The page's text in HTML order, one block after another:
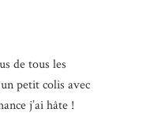
de tous les
petit colis avec
j’ai hâte !